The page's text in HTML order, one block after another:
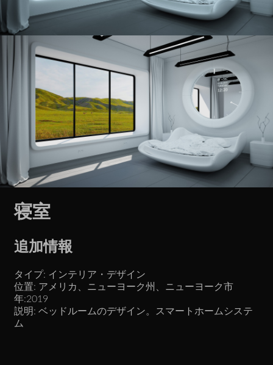
寝室
追加情報
タイプ: インテリア・デザイン
位置: アメリカ、ニューヨーク州、ニューヨーク市
年:2019
説明: ベッドルームのデザイン。スマートホームシステ
ム